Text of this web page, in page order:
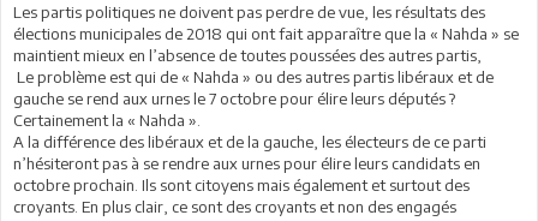
Les partis politiques ne doivent pas perdre de vue, les résultats des
élections municipales de 2018 qui ont fait apparaître que la « Nahda » se
maintient mieux en l’absence de toutes poussées des autres partis,
Le problème est qui de « Nahda » ou des autres partis libéraux et de
gauche se rend aux urnes le 7 octobre pour élire leurs députés ?
Certainement la « Nahda ».
A la différence des libéraux et de la gauche, les électeurs de ce parti
n’hésiteront pas à se rendre aux urnes pour élire leurs candidats en
octobre prochain. Ils sont citoyens mais également et surtout des
croyants. En plus clair, ce sont des croyants et non des engagés